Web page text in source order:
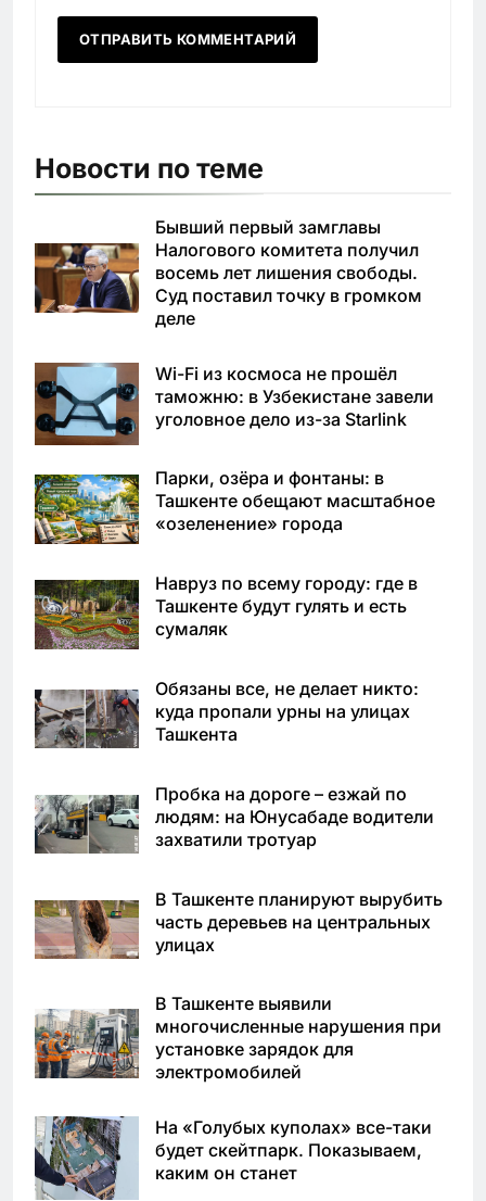
Новости по теме
Бывший первый замглавы
Налогового комитета получил
восемь лет лишения свободы.
Суд поставил точку в громком
деле
Wi-Fi из космоса не прошёл
таможню: в Узбекистане завели
уголовное дело из-за Starlink
Парки, озёра и фонтаны: в
Ташкенте обещают масштабное
«озеленение» города
Навруз по всему городу: где в
Ташкенте будут гулять и есть
сумаляк
Обязаны все, не делает никто:
куда пропали урны на улицах
Ташкента
Пробка на дороге – езжай по
людям: на Юнусабаде водители
захватили тротуар
В Ташкенте планируют вырубить
часть деревьев на центральных
улицах
В Ташкенте выявили
многочисленные нарушения при
установке зарядок для
электромобилей
На «Голубых куполах» все-таки
будет скейтпарк. Показываем,
каким он станет